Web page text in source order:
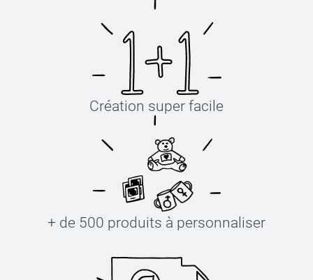
Création super facile
+ de 500 produits à personnaliser